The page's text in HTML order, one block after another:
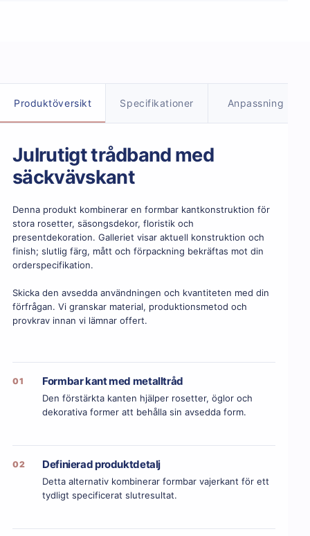
Produktdetaljer
Produktöversikt Specifikationer Anpassning
Julrutigt trådband med
säckvävskant
Denna produkt kombinerar en formbar kantkonstruktion för
stora rosetter, säsongsdekor, floristik och
presentdekoration. Galleriet visar aktuell konstruktion och
finish; slutlig färg, mått och förpackning bekräftas mot din
orderspecifikation.
Skicka den avsedda användningen och kvantiteten med din
förfrågan. Vi granskar material, produktionsmetod och
provkrav innan vi lämnar offert.
01 Formbar kant med metalltråd
Den förstärkta kanten hjälper rosetter, öglor och
dekorativa former att behålla sin avsedda form.
02 Definierad produktdetalj
Detta alternativ kombinerar formbar vajerkant för ett
tydligt specificerat slutresultat.